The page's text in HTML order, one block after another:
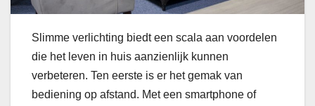
Slimme verlichting biedt een scala aan voordelen
die het leven in huis aanzienlijk kunnen
verbeteren. Ten eerste is er het gemak van
bediening op afstand. Met een smartphone of